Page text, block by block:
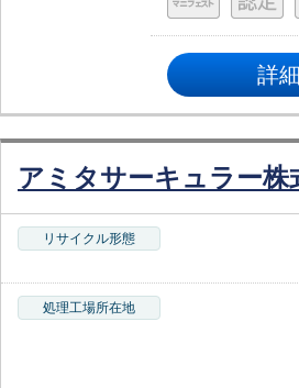
詳
アミタサーキュラー株
リサイクル形態
処理工場所在地